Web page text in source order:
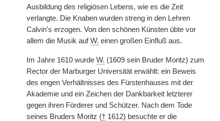
Ausbildung des religiösen Lebens, wie es die Zeit
verlangte. Die Knaben wurden streng in den Lehren
Calvin's erzogen. Von den schönen Künsten übte vor
allem die Musik aufW. einen großen Einfluß aus.
Im Jahre 1610 wurde W. (1609 sein Bruder Moritz) zum
Rector der Marburger Universität erwählt: ein Beweis
des engen Verhältnisses des Fürstenhauses mit der
Akademie und ein Zeichen der Dankbarkeit letzterer
gegen ihren Förderer und Schützer. Nach dem Tode
seines Bruders Moritz († 1612) besuchte er die